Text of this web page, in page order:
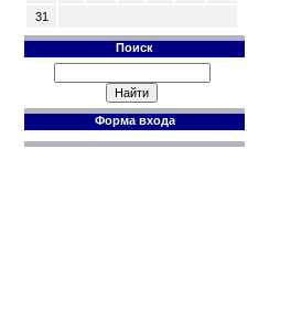
31
Поиск
Форма входа